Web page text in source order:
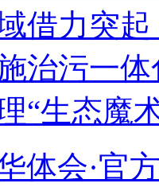
借力突
治污一
“生态魔
体会·官